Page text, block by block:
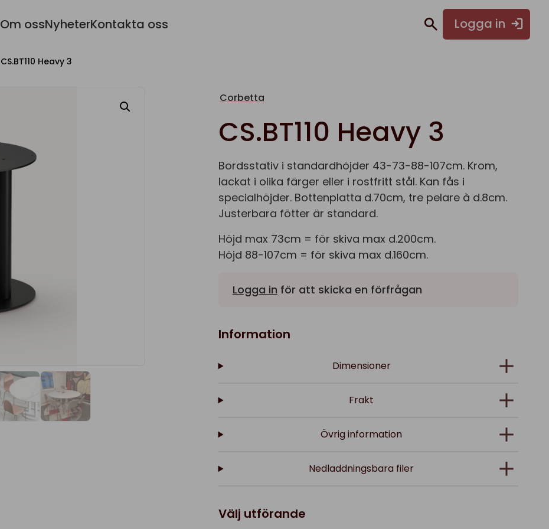
Om ossNyheterKontakta oss Logga in
CS.BT110 Heavy 3
Corbetta
CS.BT110 Heavy 3
Bordsstativ i standardhöjder 43-73-88-107cm. Krom,
lackat i olika färger eller i rostfritt stål. Kan fås i
specialhöjder. Bottenplatta d.70cm, tre pelare à d.8cm.
Justerbara fötter är standard.
Höjd max 73cm = för skiva max d.200cm.
Höjd 88-107cm = för skiva max d.160cm.
Logga in för att skicka en förfrågan
Information
Dimensioner
Frakt
Övrig information
Nedladdningsbara filer
Välj utförande